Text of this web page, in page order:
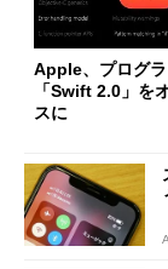
Apple、プログ
「Swift 2.0」を
スに